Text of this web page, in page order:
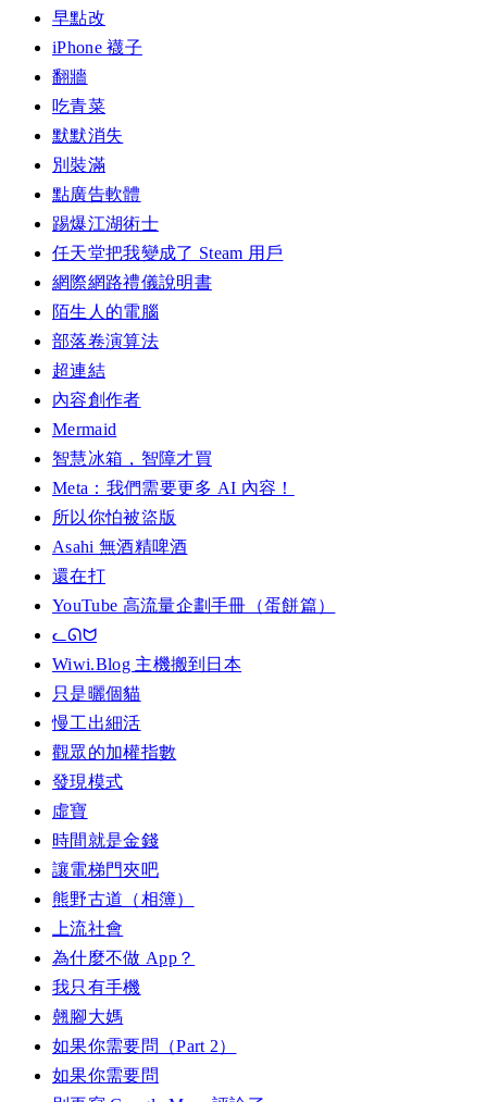
早點改
iPhone 襪子
翻牆
吃青菜
默默消失
別裝滿
點廣告軟體
踢爆江湖術士
任天堂把我變成了 Steam 用戶
網際網路禮儀說明書
陌生人的電腦
部落卷演算法
超連結
內容創作者
Mermaid
智慧冰箱，智障才買
Meta：我們需要更多 AI 內容！
所以你怕被盜版
Asahi 無酒精啤酒
還在打
YouTube 高流量企劃手冊（蛋餅篇）
ᓚᘏᗢ
Wiwi.Blog 主機搬到日本
只是曬個貓
慢工出細活
觀眾的加權指數
發現模式
虛寶
時間就是金錢
讓電梯門夾吧
熊野古道（相簿）
上流社會
為什麼不做 App？
我只有手機
翹腳大媽
如果你需要問（Part 2）
如果你需要問